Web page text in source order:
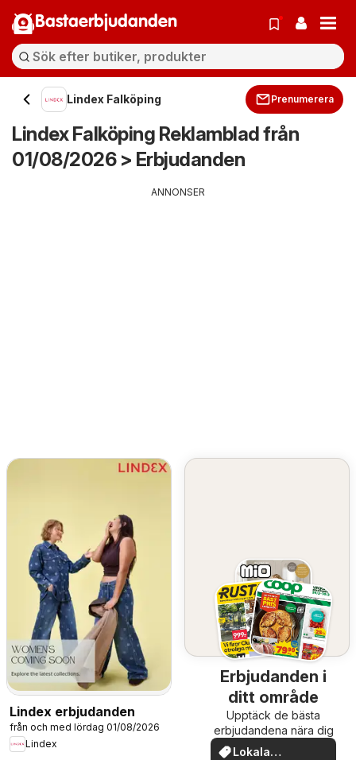
Bastaerbjudanden
Lindex Falköping Prenumerera
Lindex Falköping Reklamblad från
01/08/2026 > Erbjudanden
ANNONSER
Lindex erbjudanden
från och med lördag 01/08/2026
Lindex
Erbjudanden i
ditt område
Upptäck de bästa
erbjudandena nära dig
Lokala